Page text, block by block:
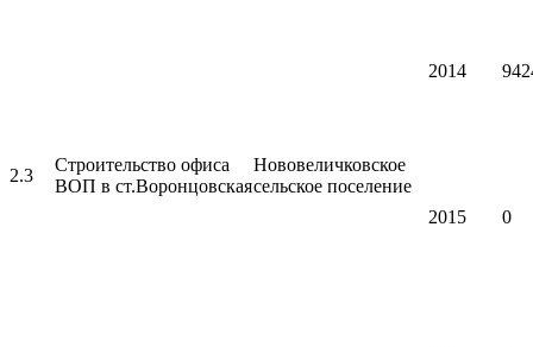
2.3
Строительство офиса
ВОП в ст.Воронцовская
Нововеличковское
сельское поселение
2014
2015 0